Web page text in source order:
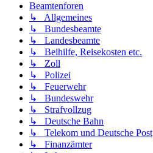
Beamtenforen
↳ Allgemeines
↳ Bundesbeamte
↳ Landesbeamte
↳ Beihilfe, Reisekosten etc.
↳ Zoll
↳ Polizei
↳ Feuerwehr
↳ Bundeswehr
↳ Strafvollzug
↳ Deutsche Bahn
↳ Telekom und Deutsche Post
↳ Finanzämter